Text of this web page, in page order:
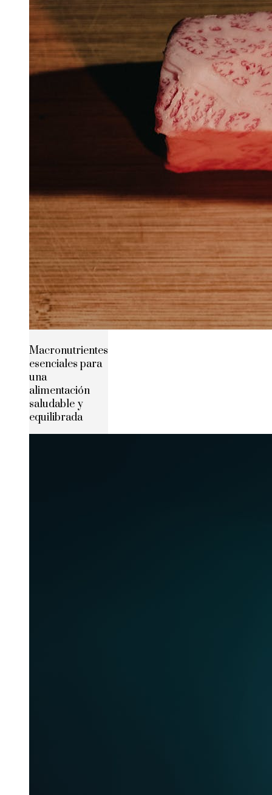
Macronutrientes
esenciales para
una
alimentación
saludable y
equilibrada